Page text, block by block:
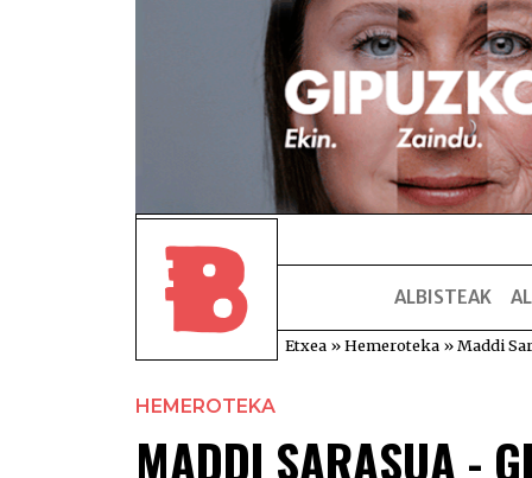
ALBISTEAK
Etxea »Hemeroteka »Maddi
HEMEROTEKA
MADDI SARASUA -